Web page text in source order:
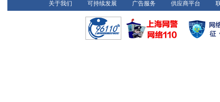
关于我们 可持续发展 广告服务 供应商平台